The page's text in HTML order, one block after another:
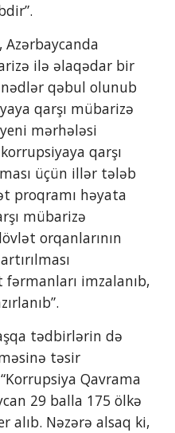
ilə əlaqədar bir
qəbul olunub
qarşı mübarizə
mərhələsi
qarşı
üçün illər tələb
proqramı həyata
mübarizə
orqanlarının
imzalanıb,
tədbirlərin də
təsir
Qavrama
29 balla 175 ölkə
alıb. Nəzərə alsaq ki,